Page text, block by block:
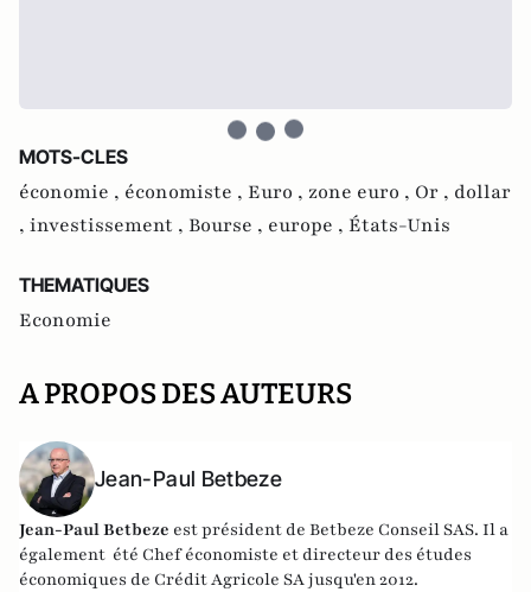
MOTS-CLES
économie , économiste , Euro , zone euro , Or , dollar
, investissement , Bourse , europe , États-Unis
THEMATIQUES
Economie
A PROPOS DES AUTEURS
Jean-Paul Betbeze
Jean-Paul Betbeze est président de Betbeze Conseil SAS. Il a
également été Chef économiste et directeur des études
économiques de Crédit Agricole SA jusqu'en 2012.